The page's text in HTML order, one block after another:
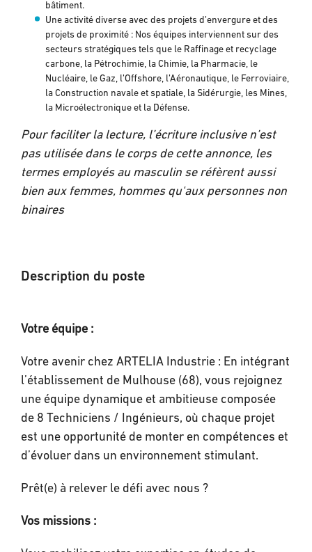
bâtiment.
Une activité diverse avec des projets d’envergure et des
projets de proximité : Nos équipes interviennent sur des
secteurs stratégiques tels que le Raffinage et recyclage
carbone, la Pétrochimie, la Chimie, la Pharmacie, le
Nucléaire, le Gaz, l’Offshore, l’Aéronautique, le Ferroviaire,
la Construction navale et spatiale, la Sidérurgie, les Mines,
la Microélectronique et la Défense.
Pour faciliter la lecture, l’écriture inclusive n’est
pas utilisée dans le corps de cette annonce, les
termes employés au masculin se réfèrent aussi
bien aux femmes, hommes qu'aux personnes non
binaires
Description du poste
Votre équipe :
Votre avenir chez ARTELIA Industrie : En intégrant
l’établissement de Mulhouse (68), vous rejoignez
une équipe dynamique et ambitieuse composée
de 8 Techniciens / Ingénieurs, où chaque projet
est une opportunité de monter en compétences et
d’évoluer dans un environnement stimulant.
Prêt(e) à relever le défi avec nous ?
Vos missions :